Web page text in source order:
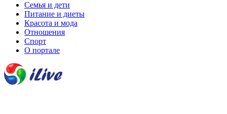
Семья и дети
Питание и диеты
Красота и мода
Отношения
Спорт
О портале